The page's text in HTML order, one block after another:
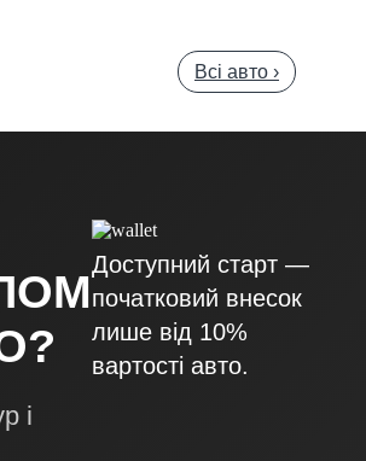
Всі авто ›
і
Доступний старт —
початковий внесок
лише від 10%
вартості авто.